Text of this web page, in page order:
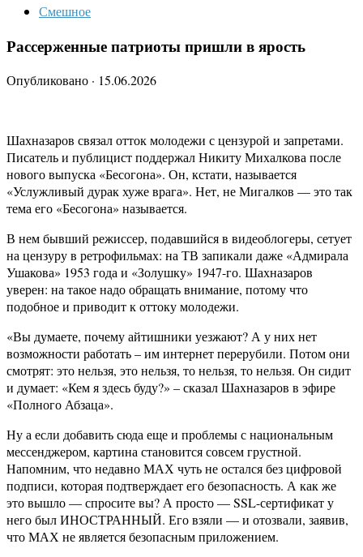
Смешное
Рассерженные патриоты пришли в ярость
Опубликовано · 15.06.2026
Шахназаров связал отток молодежи с цензурой и запретами.
Писатель и публицист поддержал Никиту Михалкова после
нового выпуска «Бесогона». Он, кстати, называется
«Услужливый дурак хуже врага». Нет, не Мигалков — это так
тема его «Бесогона» называется.
В нем бывший режиссер, подавшийся в видеоблогеры, сетует
на цензуру в ретрофильмах: на ТВ запикали даже «Адмирала
Ушакова» 1953 года и «Золушку» 1947-го. Шахназаров
уверен: на такое надо обращать внимание, потому что
подобное и приводит к оттоку молодежи.
«Вы думаете, почему айтишники уезжают? А у них нет
возможности работать – им интернет перерубили. Потом они
смотрят: это нельзя, это нельзя, то нельзя, то нельзя. Он сидит
и думает: «Кем я здесь буду?» – сказал Шахназаров в эфире
«Полного Абзаца».
Ну а если добавить сюда еще и проблемы с национальным
мессенджером, картина становится совсем грустной.
Напомним, что недавно МАХ чуть не остался без цифровой
подписи, которая подтверждает его безопасность. А как же
это вышло — спросите вы? А просто — SSL-сертификат у
него был ИНОСТРАННЫЙ. Его взяли — и отозвали, заявив,
что МАХ не является безопасным приложением.